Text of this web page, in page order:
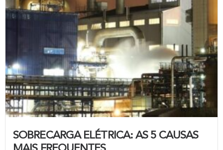
SOBRECARGA ELÉTRICA: AS 5 CAUSAS